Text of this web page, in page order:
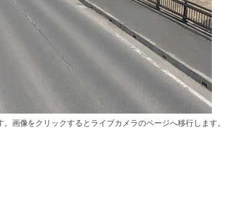
画像をクリックするとライブカメラのページへ移行します。